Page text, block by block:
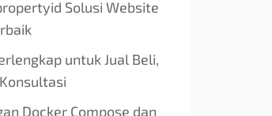
Solusi Website
untuk Jual Beli,
Docker Compose dan